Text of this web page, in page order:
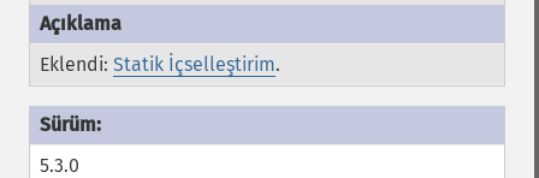
Eklendi: Statik İçselleştirim.
5.3.0